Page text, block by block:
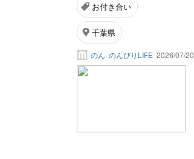
お付き合い
千葉県
のん のんびりLIFE 2026/07/